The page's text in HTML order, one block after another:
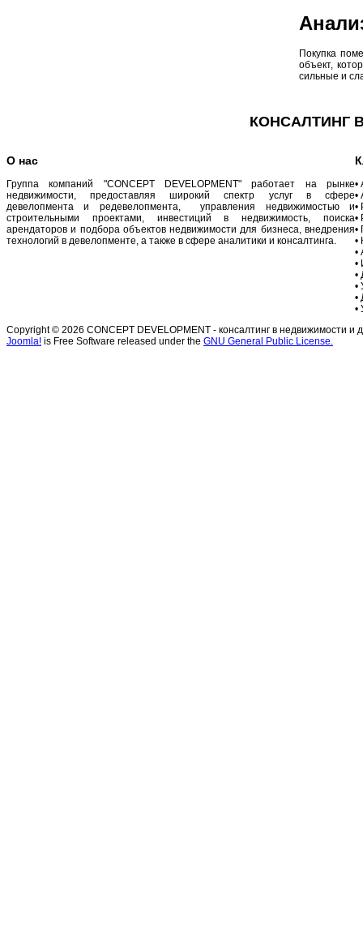
Покупка
объект,
сильные и
КОНСАЛТИНГ
О нас
Группа компаний "CONCEPT DEVELOPMENT" работает на рынке
недвижимости, предоставляя широкий спектр услуг в сфере
девелопмента и редевелопмента, управления недвижимостью и
строительными проектами, инвестиций в недвижимость, поиска
арендаторов и подбора объектов недвижимости для бизнеса, внедрения
технологий в девелопменте, а также в сфере аналитики и консалтинга.
•
•
•
•
•
•
•
•
•
•
•
•
Copyright © 2026 CONCEPT DEVELOPMENT - консалтинг в недвижимости
Joomla! is Free Software released under the GNU General Public License.